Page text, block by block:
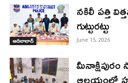
ఆదిలాబాద్
నకిలీ పత్తి
గుట్టురట్టు
June 15, 2026